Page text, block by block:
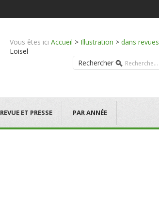
Vous êtes ici Accueil > Illustration > dans revues
Loisel
Rechercher
REVUE ET PRESSE PAR ANNÉE